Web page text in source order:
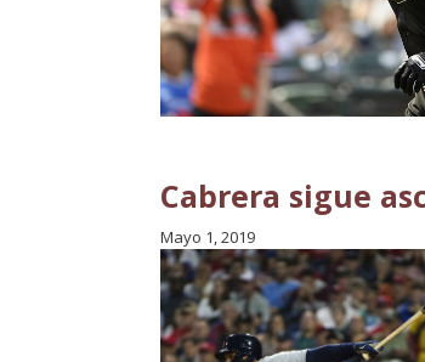
Cabrera sigue
Mayo 1, 2019